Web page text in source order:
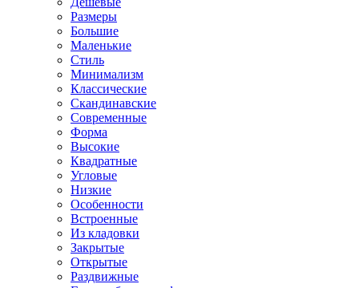
Размеры
Большие
Маленькие
Стиль
Минимализм
Классические
Скандинавские
Современные
Форма
Высокие
Квадратные
Угловые
Низкие
Особенности
Встроенные
Из кладовки
Закрытые
Открытые
Раздвижные